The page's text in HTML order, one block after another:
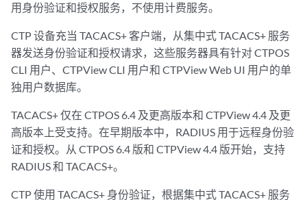
用身份验证和授权服务，不使用计费服务。
CTP 设备充当 TACACS+ 客户端，从集中式 TACACS+ 服务
器发送身份验证和授权请求，这些服务器具有针对 CTPOS
CLI 用户、CTPView CLI 用户和 CTPView Web UI 用户的单
独用户数据库。
TACACS+ 仅在 CTPOS 6.4 及更高版本和 CTPView 4.4 及更
高版本上受支持。在早期版本中，RADIUS 用于远程身份验
证和授权。从 CTPOS 6.4 版和 CTPView 4.4 版开始，支持
RADIUS 和 TACACS+。
CTP 使用 TACACS+ 身份验证，根据集中式 TACACS+ 服务